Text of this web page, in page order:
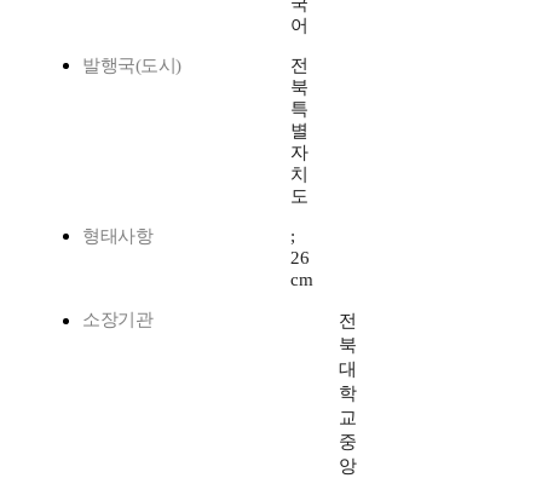
국
어
발행국(도시)
전
북
특
별
자
치
도
형태사항
;
26
cm
소장기관
전
북
대
학
교
중
앙